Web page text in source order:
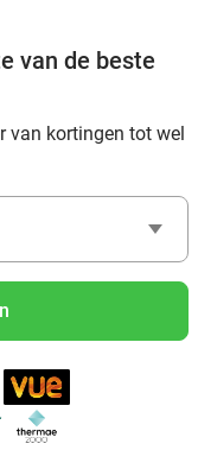
van de beste
van kortingen tot wel
inspiratie uit
mit Rabatt, von
fantastischen Tag
aus und erlebe